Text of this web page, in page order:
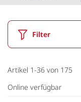
Filter
Artikel 1-36 von 175
Online verfügbar